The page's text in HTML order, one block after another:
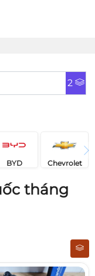
2
BYD Chevrolet
tháng